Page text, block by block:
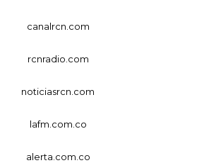
canalrcn.com
rcnradio.com
noticiasrcn.com
lafm.com.co
alerta.com.co